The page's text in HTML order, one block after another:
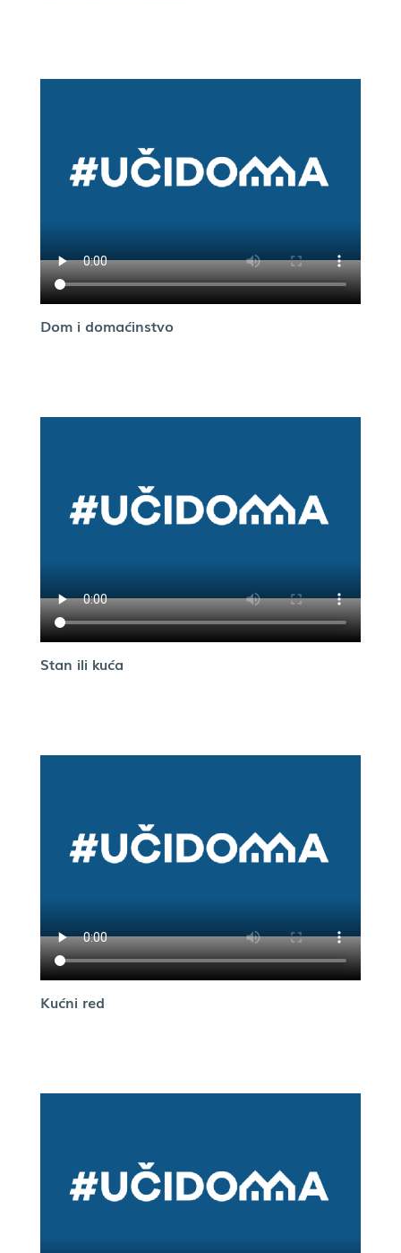
Dom i domaćinstvo
Stan ili kuća
Kućni red